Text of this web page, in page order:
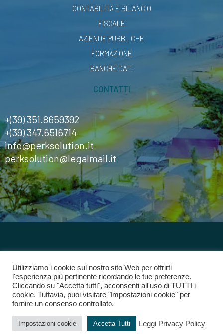
CONTABILITÀ E BILANCIO
FISCALE
AZIENDE PUBBLICHE
FORMAZIONE
BANCHE DATI
CONTATTI
+(39) 351.8659392
+(39) 347.6516714
info@perksolution.it
perksolution@legalmail.it
Privacy Policy
Utilizziamo i cookie sul nostro sito Web per offrirti
l'esperienza più pertinente ricordando le tue preferenze.
Cliccando su "Accetta tutti", acconsenti all'uso di TUTTI i
cookie. Tuttavia, puoi visitare "Impostazioni cookie" per
fornire un consenso controllato.
Impostazioni cookie Accetta Tutti Leggi Privacy Policy